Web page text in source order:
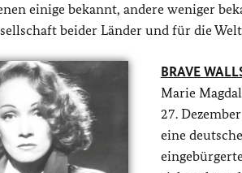
einige bekannt, andere weniger
beider Länder und für die
BRAVE
Marie
27.
eine